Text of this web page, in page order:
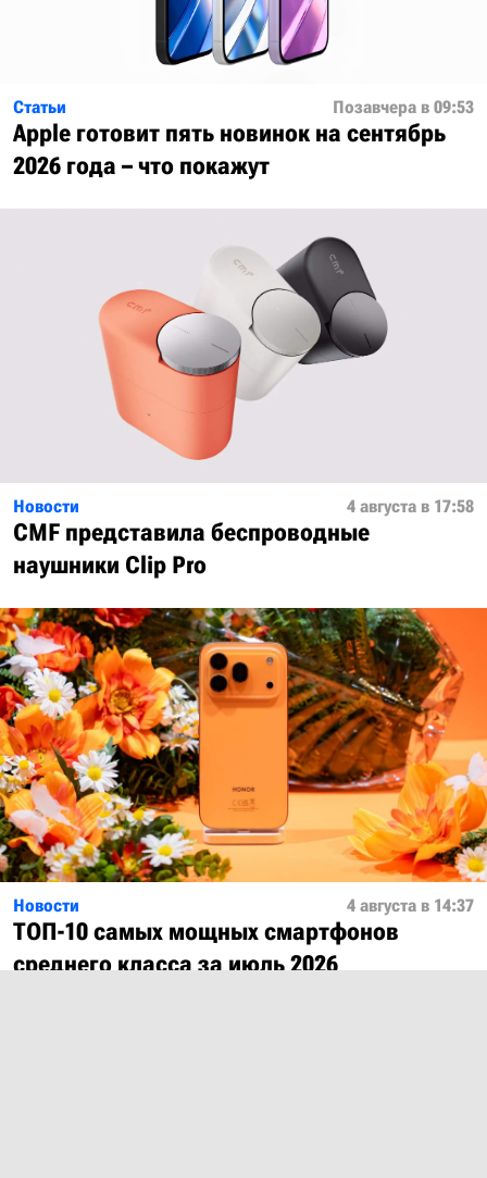
Статьи Позавчера в 09:53
Apple готовит пять новинок на сентябрь
2026 года – что покажут
Новости 4 августа в 17:58
CMF представила беспроводные
наушники Clip Pro
Новости 4 августа в 14:37
ТОП-10 самых мощных смартфонов
среднего класса за июль 2026